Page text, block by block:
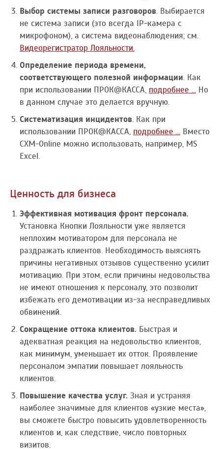
Выбор системы записи разговоров. Выбирается
не система записи (это всегда IP-камера с
микрофоном), а система видеонаблюдения; см.
Видеорегистратор Лояльности.
Определение периода времени,
соответствующего полезной информации. Как
при использовании ПРОК@КАССА, подробнее ... Но
в данном случае это делается вручную.
Систематизация инцидентов. Как при
использовании ПРОК@КАССА, подробнее ... Вместо
CXM-Online можно использовать, например, MS
Excel.
Ценность для бизнеса
Эффективная мотивация фронт персонала.
Установка Кнопки Лояльности уже является
неплохим мотиватором для персонала не
раздражать клиентов. Необходимость выяснять
причины негативных отзывов существенно усилит
мотивацию. При этом, если причины недовольства
не имеют отношения к персоналу, это позволит
избежать его демотивации из-за несправедливых
обвинений.
Сокращение оттока клиентов. Быстрая и
адекватная реакция на недовольство клиентов,
как минимум, уменьшает их отток. Проявление
персоналом эмпатии повышает лояльность
клиентов.
Повышение качества услуг. Зная и устраняя
наиболее значимые для клиентов «узкие места»,
вы сможете быстро повысить удовлетворенность
клиентов и, как следствие, число повторных
визитов.